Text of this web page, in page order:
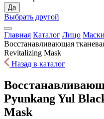
Да
Выбрать другой
Главная Каталог Лицо Маски
Восстанавливающая
Revitalizing Mask
Назад в каталог
Pyunkang Yul
Mask